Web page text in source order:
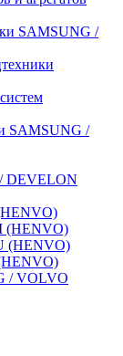
SAMSUNG /
SAMSUNG /
/ DEVELON
(HENVO)
(HENVO)
/ VOLVO